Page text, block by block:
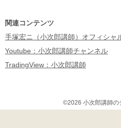
関連コンテンツ
手塚宏ニ（小次郎講師）オフィシャ
Youtube：小次郎講師チャンネル
TradingView：小次郎講師
©2026 小次郎講師の